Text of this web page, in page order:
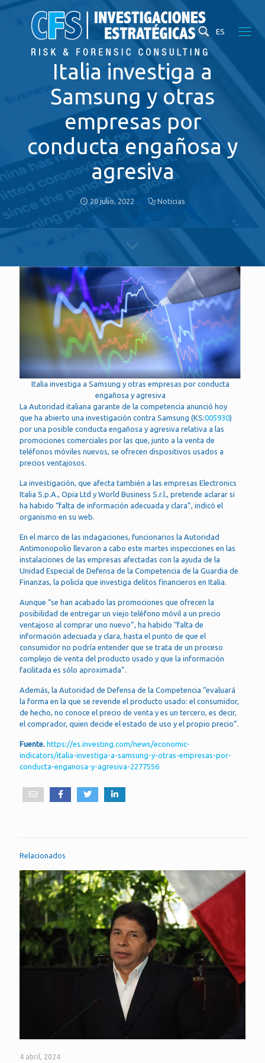
ES
Italia investiga a
Samsung y otras
empresas por
conducta engañosa y
agresiva
28 julio, 2022 Noticias
Italia investiga a Samsung y otras empresas por conducta
engañosa y agresiva
La Autoridad italiana garante de la competencia anunció hoy
que ha abierto una investigación contra Samsung (KS:005930)
por una posible conducta engañosa y agresiva relativa a las
promociones comerciales por las que, junto a la venta de
teléfonos móviles nuevos, se ofrecen dispositivos usados a
precios ventajosos.
La investigación, que afecta también a las empresas Electronics
Italia S.p.A., Opia Ltd y World Business S.r.l., pretende aclarar si
ha habido “falta de información adecuada y clara”, indicó el
organismo en su web.
En el marco de las indagaciones, funcionarios la Autoridad
Antimonopolio llevaron a cabo este martes inspecciones en las
instalaciones de las empresas afectadas con la ayuda de la
Unidad Especial de Defensa de la Competencia de la Guardia de
Finanzas, la policía que investiga delitos financieros en Italia.
Aunque “se han acabado las promociones que ofrecen la
posibilidad de entregar un viejo teléfono móvil a un precio
ventajoso al comprar uno nuevo”, ha habido “falta de
información adecuada y clara, hasta el punto de que el
consumidor no podría entender que se trata de un proceso
complejo de venta del producto usado y que la información
facilitada es sólo aproximada”.
Además, la Autoridad de Defensa de la Competencia “evaluará
la forma en la que se revende el producto usado: el consumidor,
de hecho, no conoce el precio de venta y es un tercero, es decir,
el comprador, quien decide el estado de uso y el propio precio”.
Fuente. https://es.investing.com/news/economic-
indicators/italia-investiga-a-samsung-y-otras-empresas-por-
conducta-enganosa-y-agresiva-2277556
Relacionados
4 abril, 2024